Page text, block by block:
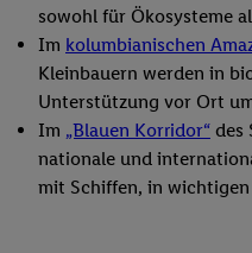
sowohl für Ökosysteme
Im kolumbianischen
Kleinbauern werden in
Unterstützung vor Ort
Im „Blauen Korridor“ des
nationale und
mit Schiffen, in